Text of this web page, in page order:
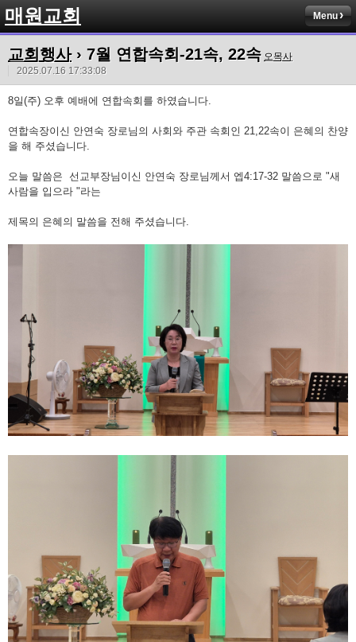
매원교회 Menu
교회행사› 7월 연합속회-21속, 22속 오목사
2025.07.16 17:33:08
8일(주) 오후 예배에 연합속회를 하였습니다.
연합속장이신 안연숙 장로님의 사회와 주관 속회인 21,22속이 은혜의 찬양
을 해 주셨습니다.
오늘 말씀은 선교부장님이신 안연숙 장로님께서 엡4:17-32 말씀으로 "새
사람을 입으라 "라는
제목의 은혜의 말씀을 전해 주셨습니다.